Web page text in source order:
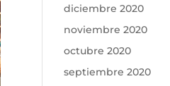
diciembre 2020
noviembre 2020
octubre 2020
septiembre 2020